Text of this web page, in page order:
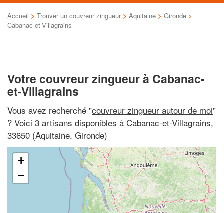
Accueil > Trouver un couvreur zingueur > Aquitaine > Gironde >
Cabanac-et-Villagrains
Votre couvreur zingueur à Cabanac-
et-Villagrains
Vous avez recherché "couvreur zingueur autour de moi"
? Voici 3 artisans disponibles à Cabanac-et-Villagrains,
33650 (Aquitaine, Gironde)
+
−